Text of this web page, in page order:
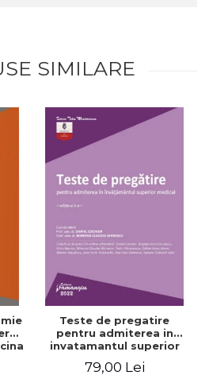
SIMILARE
Teste de pregatire
pentru admiterea in
invatamantul superior
medical. Editia a V-a -
Daniel Cochior, Minerva
79,00 Lei